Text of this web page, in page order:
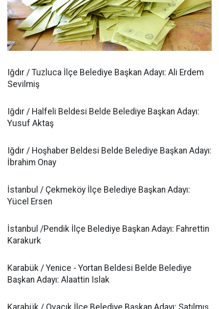
Iğdır / Tuzluca İlçe Belediye Başkan Adayı: Ali Erdem
Sevilmiş
Iğdır / Halfeli Beldesi Belde Belediye Başkan Adayı:
Yusuf Aktaş
Iğdır / Hoşhaber Beldesi Belde Belediye Başkan Adayı:
İbrahim Onay
İstanbul / Çekmeköy İlçe Belediye Başkan Adayı:
Yücel Ersen
İstanbul /Pendik İlçe Belediye Başkan Adayı: Fahrettin
Karakurk
Karabük / Yenice - Yortan Beldesi Belde Belediye
Başkan Adayı: Alaattin Islak
Karabük / Ovacık İlçe Belediye Başkan Adayı: Satılmış